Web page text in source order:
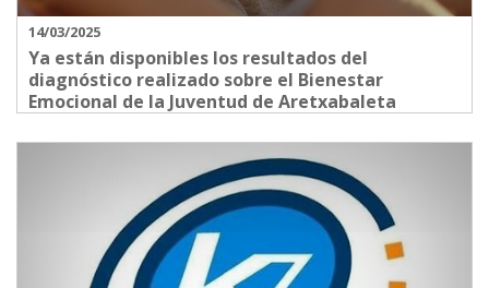
14/03/2025
Ya están disponibles los resultados del
diagnóstico realizado sobre el Bienestar
Emocional de la Juventud de Aretxabaleta